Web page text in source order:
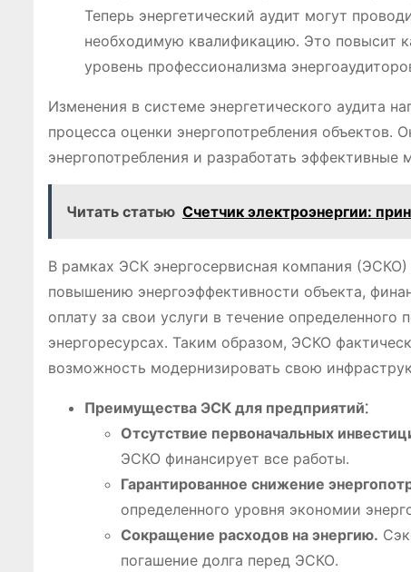
Теперь энергетический аудит могут
необходимую квалификацию․ Это повысит
уровень профессионализма
Изменения в системе энергетического аудита
процесса оценки энергопотребления объектов․
энергопотребления и разработать эффективные
Читать статью Счетчик электроэнергии:
В рамках ЭСК энергосервисная компания (ЭСКО)
повышению энергоэффективности объекта,
оплату за свои услуги в течение
энергоресурсах․ Таким образом, ЭСКО
возможность модернизировать свою
Преимущества ЭСК для предприятий⁚
Отсутствие первоначальных
ЭСКО финансирует все работы․
Гарантированное снижение
определенного уровня экономии
Сокращение расходов на энергию․
погашение долга перед ЭСКО․